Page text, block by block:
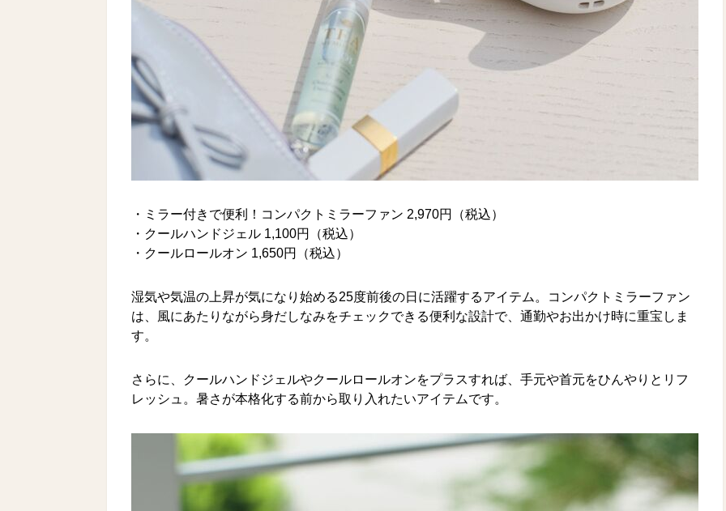
・ミラー付きで便利！コンパクトミラーファン 2,970円（税込）
・クールハンドジェル 1,100円（税込）
・クールロールオン 1,650円（税込）
湿気や気温の上昇が気になり始める25度前後の日に活躍するアイテム。コンパクトミラーファン
は、風にあたりながら身だしなみをチェックできる便利な設計で、通勤やお出かけ時に重宝しま
す。
さらに、クールハンドジェルやクールロールオンをプラスすれば、手元や首元をひんやりとリフ
レッシュ。暑さが本格化する前から取り入れたいアイテムです。